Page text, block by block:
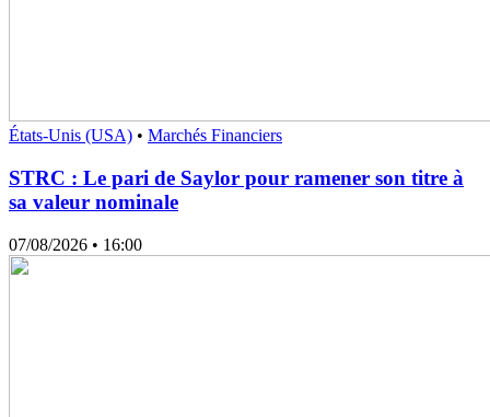
États-Unis (USA) • Marchés Financiers
STRC : Le pari de Saylor pour ramener son titre à
sa valeur nominale
07/08/2026 • 16:00